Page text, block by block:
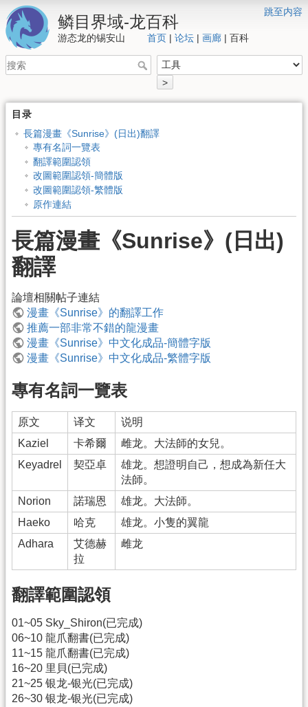
跳至内容
鳞目界域-龙百科
游态龙的锡安山 首页 | 论坛 | 画廊 | 百科
>
目录
長篇漫畫《Sunrise》(日出)翻譯
專有名詞一覽表
翻譯範圍認領
改圖範圍認領-簡體版
改圖範圍認領-繁體版
原作連結
長篇漫畫《Sunrise》(日出)
翻譯
論壇相關帖子連結
漫畫《Sunrise》的翻譯工作
推薦一部非常不錯的龍漫畫
漫畫《Sunrise》中文化成品-簡體字版
漫畫《Sunrise》中文化成品-繁體字版
專有名詞一覽表
原文 译文
说明
Kaziel
卡希爾
雌龙。大法師的女兒。
Keyadrel
契亞卓
雄龙。想證明自己，想成為新任大
法師。
Norion
諾瑞恩
雄龙。大法師。
Haeko
哈克
雄龙。小隻的翼龍
Adhara
艾德赫
拉
雌龙
翻譯範圍認領
01~05 Sky_Shiron(已完成)
06~10 龍爪翻書(已完成)
11~15 龍爪翻書(已完成)
16~20 里貝(已完成)
21~25 银龙-银光(已完成)
26~30 银龙-银光(已完成)